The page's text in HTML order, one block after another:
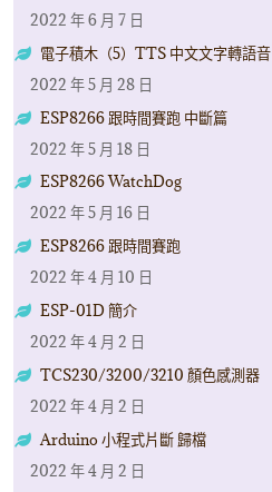
2022 年 6 月 7 日
電子積木（5）TTS 中文文字轉語音
2022 年 5 月 28 日
ESP8266 跟時間賽跑 中斷篇
2022 年 5 月 18 日
ESP8266 WatchDog
2022 年 5 月 16 日
ESP8266 跟時間賽跑
2022 年 4 月 10 日
ESP-01D 簡介
2022 年 4 月 2 日
TCS230/3200/3210 顏色感測器
2022 年 4 月 2 日
Arduino 小程式片斷 歸檔
2022 年 4 月 2 日